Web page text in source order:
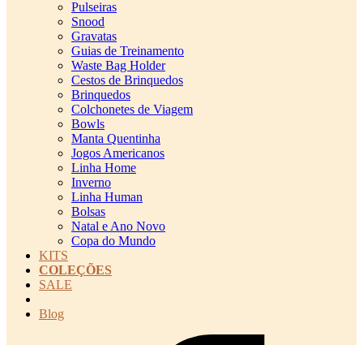
Pulseiras
Snood
Gravatas
Guias de Treinamento
Waste Bag Holder
Cestos de Brinquedos
Brinquedos
Colchonetes de Viagem
Bowls
Manta Quentinha
Jogos Americanos
Linha Home
Inverno
Linha Human
Bolsas
Natal e Ano Novo
Copa do Mundo
KITS
COLEÇÕES
SALE
Blog